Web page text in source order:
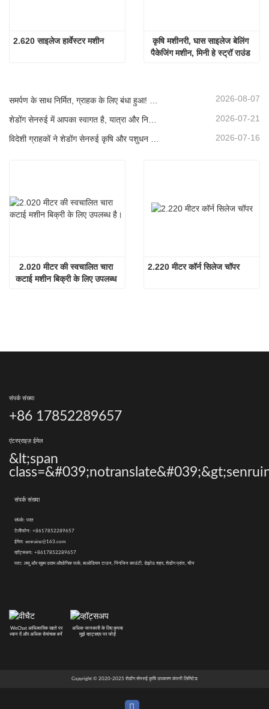
2.620 साइलेज हार्वेस्टर मशीन
कृषि मशीनरी, घास साइलेज बेलिंग
पैकेजिंग मशीन, मिनी हे स्ट्रॉ राउंड
2026-08-07
2026-07-21
विदेशी ग्राहकों ने शेडोंग सेनरुई कृषि और पशुधन उपकरणों का दौरा और निरीक्षण किया। 2026-07-16
2.020 मीटर की स्वचालित चारा
कटाई मशीन बिक्री के लिए उपलब्ध
2.220 मीटर कॉर्न सिलेज चॉपर
संपर्क संख्या
+86 17852289657
एंटरप्राइज़ ईमेल
&lt;span
संपर्क संख्या
संपर्क: परत
टेलीफोन: +8617852289657
ईमेल: senruinz@163.com
व्हॉट्सअप: +8617852289657
पता: लघु और सूक्ष्म उद्यम औद्योगिक पार्क, बाओडियन टाउन, निंगजिन काउंटी, डेझोउ शहर, शेडोंग प्रांत, चीन
WeChat आधिकारिक खाते पर
ध्यान दें और अधिक रोमांचक बनें
अधिक जानकारी के लिए कृपया
मुझे व्हाट्सएप पर जोड़ें
Copyright © 2020-2025 शेडोंग सेनरुई कृषि उपकरण कंपनी लिमिटेड